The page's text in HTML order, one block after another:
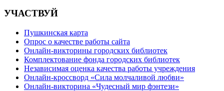
УЧАСТВУЙ
Пушкинская карта
Опрос о качестве работы сайта
Онлайн-викторины городских библиотек
Комплектование фонда городских библиотек
Независимая оценка качества работы учреждения
Онлайн-кроссворд «Сила молчаливой любви»
Онлайн-викторина «Чудесный мир фэнтези»